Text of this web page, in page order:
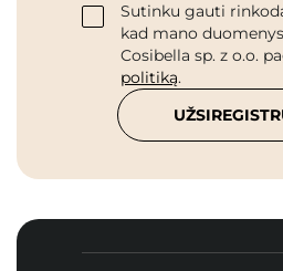
Sutinku gauti
kad mano
Cosibella sp. z o.o.
politiką.